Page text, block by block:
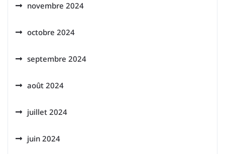
novembre 2024
octobre 2024
septembre 2024
août 2024
juillet 2024
juin 2024